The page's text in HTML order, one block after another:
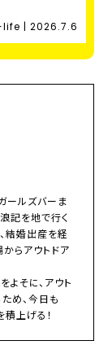
| 2026.7.6
ールズバーま
記を地で行く
結婚出産を経
らアウトドア
そに、アウト
め、今日も
上げる！